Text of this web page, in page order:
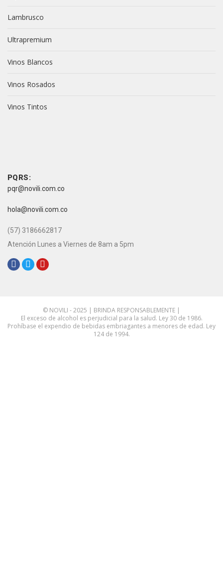
Lambrusco
Ultrapremium
Vinos Blancos
Vinos Rosados
Vinos Tintos
PQRS:
pqr@novili.com.co
hola@novili.com.co
(57) 3186662817
Atención Lunes a Viernes de 8am a 5pm
© NOVILI - 2025 | BRINDA RESPONSABLEMENTE |
El exceso de alcohol es perjudicial para la salud. Ley 30 de 1986.
Prohíbase el expendio de bebidas embriagantes a menores de edad. Ley
124 de 1994.